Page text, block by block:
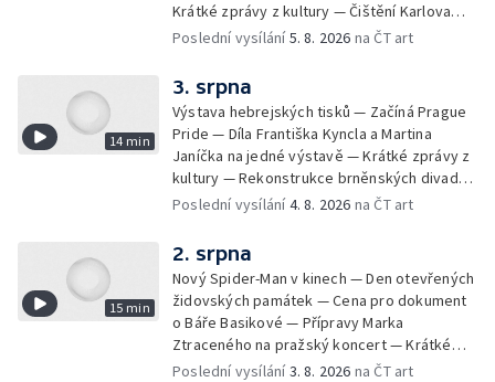
Krátké zprávy z kultury — Čištění Karlova
mostu — Archeologický výzkum na
neslyšící
Poslední vysílání5. 8. 2026 na ČT art
14 min
3. srpna
Výstava hebrejských tisků — Začíná Prague
Pride — Díla Františka Kyncla a Martina
Janíčka na jedné výstavě — Krátké zprávy z
kultury — Rekonstrukce brněnských divadel
— Budoucnost Knihovny Václava Havla —
Kulturní tipy
Poslední vysílání4. 8. 2026 na ČT art
15 min
2. srpna
Nový Spider-Man v kinech — Den otevřených
židovských památek — Cena pro dokument
o Báře Basikové — Přípravy Marka
Ztraceného na pražský koncert — Krátké
zprávy z kultury — Nález historických
Poslední vysílání3. 8. 2026 na ČT art